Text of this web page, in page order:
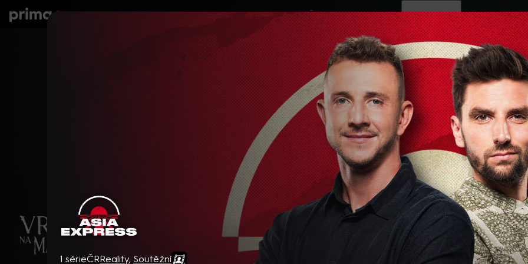
Seriály Filmy Děti Zprávy Novinky Živě TV program Operátoři
Asia Express
1 sérieČRReality, Soutěžní
prima+